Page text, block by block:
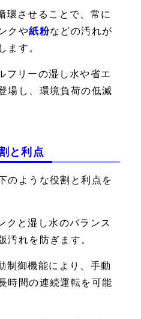
環させることで、常に
クや紙粉などの汚れが
ます。
フリーの湿し水や省エ
場し、環境負荷の低減
と利点
のような役割と利点を
クと湿し水のバランス
汚れを防ぎます。
制御機能により、手動
時間の連続運転を可能